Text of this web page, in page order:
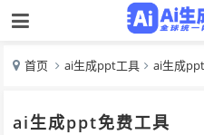
首页 ai生成ppt工具 ai生成
ai生成ppt免费工具